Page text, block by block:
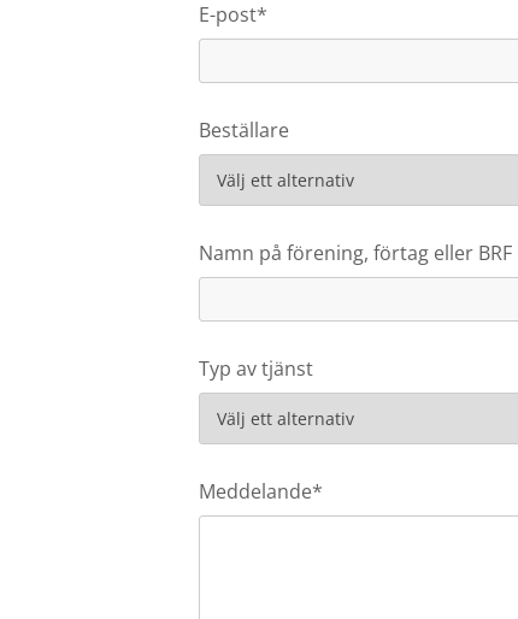
E-post*
Beställare
Namn på förening, förtag eller BRF
Typ av tjänst
Meddelande*